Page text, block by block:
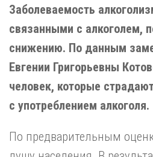
Заболеваемость
связанными с алкоголем,
снижению. По данным
Евгении Григорьевны
человек, которые
с употреблением алкоголя.
По предварительным